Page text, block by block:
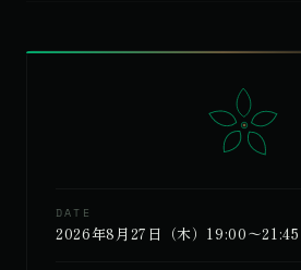
DATE
2026年8月27日（木）19:00〜21:45